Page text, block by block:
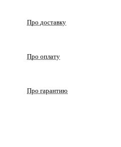
Про доставку
Про оплату
Про гарантию